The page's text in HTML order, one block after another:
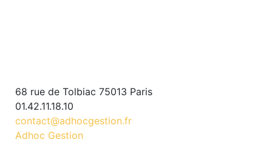
68 rue de Tolbiac 75013 Paris
01.42.11.18.10
contact@adhocgestion.fr
Adhoc Gestion